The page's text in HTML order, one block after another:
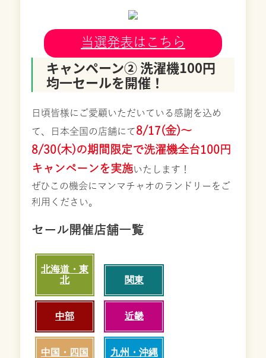
当選発表はこちら
キャンペーン② 洗濯機100円
均一セールを開催！
日頃皆様にご愛顧いただいている感謝を込め
て、日本全国の店舗にて8/17(金)～
8/30(木)の期間限定で洗濯機全台100円
キャンペーンを実施いたします！
ぜひこの機会にマンマチャオのランドリーをご
利用ください。
セール開催店舗一覧
北海道・東
北
関東
中部 近畿
中国・四国 九州・沖縄